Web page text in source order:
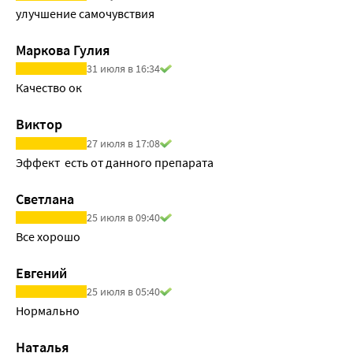
улучшение самочувствия
Маркова Гулия
31 июля в 16:34
Качество ок
Виктор
27 июля в 17:08
Эффект  есть от данного препарата
Светлана
25 июля в 09:40
Все хорошо
Евгений
25 июля в 05:40
Нормально
Наталья